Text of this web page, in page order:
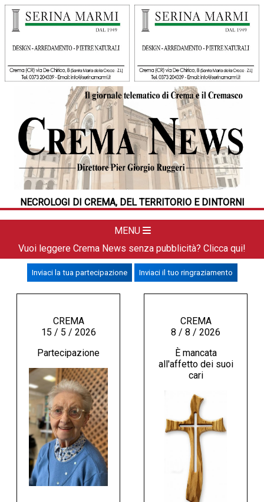
NECROLOGI DI CREMA, DEL TERRITORIO E DINTORNI
MENU
HOME
CRONACA
POLITICA
LA FOTO
DAL TERRITORIO
APPUNTAMENTI
Vuoi leggere Crema News senza pubblicità? Clicca qui!
Inviaci la tua partecipazione Inviaci il tuo ringraziamento
CREMA
15 / 5 / 2026
Partecipazione
CREMA
8 / 8 / 2026
È mancata
all'affetto dei suoi
cari